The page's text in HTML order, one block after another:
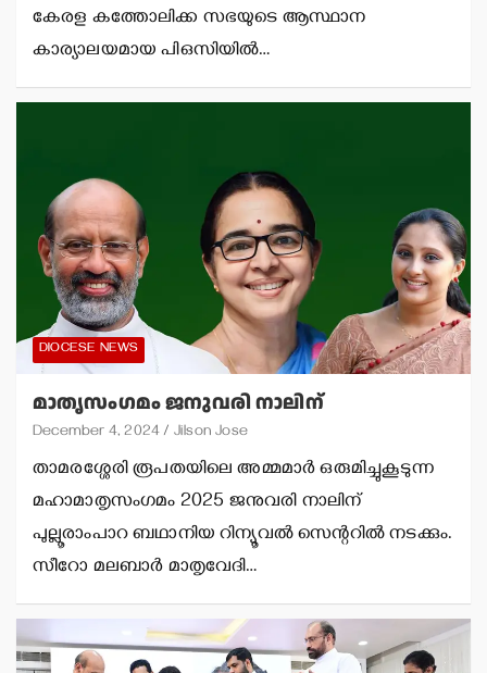
കേരള കത്തോലിക്ക സഭയുടെ ആസ്ഥാന
കാര്യാലയമായ പിഒസിയില്‍…
DIOCESE NEWS
മാതൃസംഗമം ജനുവരി നാലിന്
December 4, 2024 Jilson Jose
താമരശ്ശേരി രൂപതയിലെ അമ്മമാര്‍ ഒരുമിച്ചുകൂടുന്ന
മഹാമാതൃസംഗമം 2025 ജനുവരി നാലിന്
പുല്ലൂരാംപാറ ബഥാനിയ റിന്യൂവല്‍ സെന്ററില്‍ നടക്കും.
സീറോ മലബാര്‍ മാതൃവേദി…